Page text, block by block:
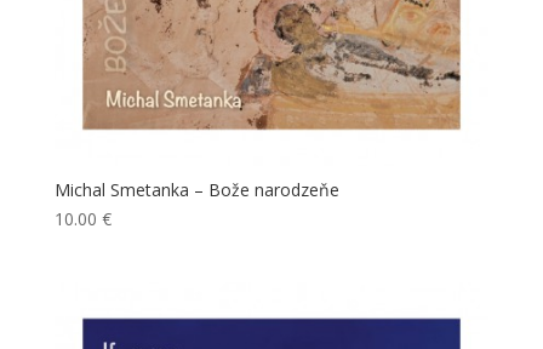
Michal Smetanka – Bože narodzeňe
10.00 €